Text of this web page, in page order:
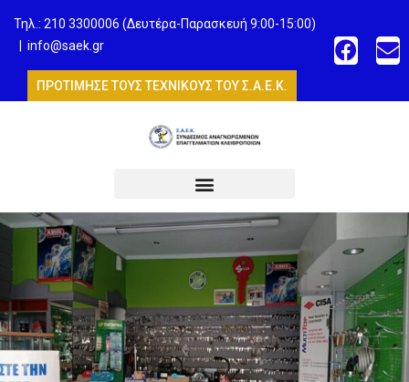
Τηλ.: 210 3300006 (Δευτέρα-Παρασκευή 9:00-15:00)
info@saek.gr
ΠΡΟΤΙΜΗΣΕ ΤΟΥΣ ΤΕΧΝΙΚΟΥΣ ΤΟΥ Σ.Α.Ε.Κ.